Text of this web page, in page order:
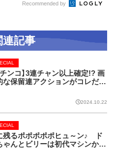
Recommended by
連記事
チンコ】3連チャン以上確定!? 画
な保留連アクションがコレだ!
2024.10.22
残るポポポポポヒュ～ン♪ ド
ゃんとビリーは初代マシンから